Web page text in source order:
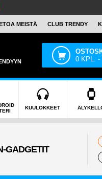
MEISTÄ CLUB TRENDY
0 KPL.
KUULOKKEET